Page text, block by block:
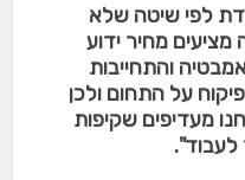
לפי שיטה שלא
מחיר ידוע
והתחייבות
שום פיקוח על התחום ולכן
מעדיפים שקיפות
לעבוד".